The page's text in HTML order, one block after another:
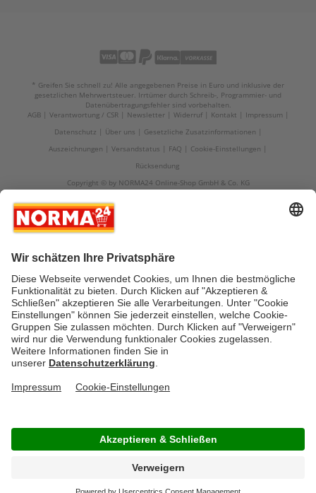
* Greifen Sie schnell zu! Alle angegebenen Preise in Euro und inklusive der
gesetzlichen Mehrwertsteuer. Irrtümer durch Schreib-, Programmier- und
Datenübertragungsfehler sind vorbehalten.
AGB
Verantwortung / CSR Newsletter Widerruf Kontakt
Impressum
Datenschutz
Über uns
Gesetzliche Zusatzinformationen
Auszeichnungen
Versandstatus FAQ
Cookie-Einstellungen
Rücksendung
Copyright © by NORMA24 Online-Shop GmbH & Co. KG